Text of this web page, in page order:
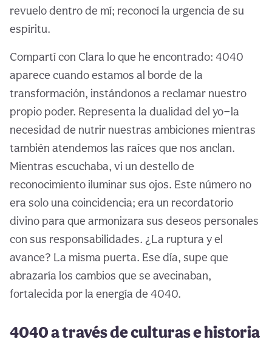
revuelo dentro de mí; reconocí la urgencia de su
espíritu.
Compartí con Clara lo que he encontrado: 4040
aparece cuando estamos al borde de la
transformación, instándonos a reclamar nuestro
propio poder. Representa la dualidad del yo—la
necesidad de nutrir nuestras ambiciones mientras
también atendemos las raíces que nos anclan.
Mientras escuchaba, vi un destello de
reconocimiento iluminar sus ojos. Este número no
era solo una coincidencia; era un recordatorio
divino para que armonizara sus deseos personales
con sus responsabilidades. ¿La ruptura y el
avance? La misma puerta. Ese día, supe que
abrazaría los cambios que se avecinaban,
fortalecida por la energía de 4040.
4040 a través de culturas e historia